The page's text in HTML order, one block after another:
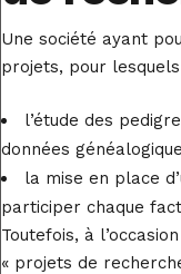
Une société ayant
projets, pour
l’étude des
données
la mise en place
participer chaque
Toutefois, à
« projets de